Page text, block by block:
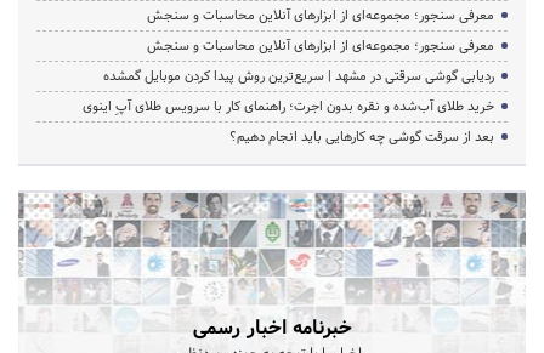
معرفی سنجور؛ مجموعه‌ای از ابزارهای آنلاین محاسبات و سنجش
معرفی سنجور؛ مجموعه‌ای از ابزارهای آنلاین محاسبات و سنجش
ردیابی گوشی سرقتی در مشهد | سریع‌ترین روش پیدا کردن موبایل گمشده
خرید طلای آب‌شده و نقره بدون اجرت؛ راهنمای کار با سرویس طلای آپِ اینوی
بعد از سرقت گوشی چه کارهایی باید انجام دهیم؟
خبرنامه اخبار رسمی